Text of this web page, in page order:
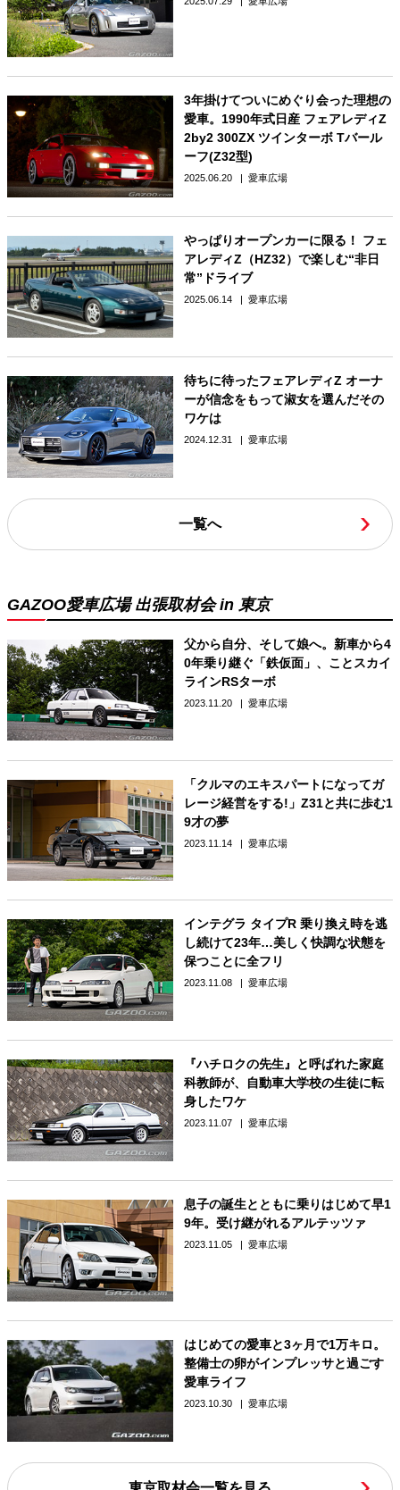
3年掛けてついにめぐり会った理想の
愛車。1990年式日産 フェアレディZ
2by2 300ZX ツインターボ Tバール
ーフ(Z32型)
2025.06.20 愛車広場
やっぱりオープンカーに限る！ フェ
アレディZ（HZ32）で楽しむ“非日
常”ドライブ
2025.06.14 愛車広場
待ちに待ったフェアレディZ オーナ
ーが信念をもって淑女を選んだその
ワケは
2024.12.31 愛車広場
一覧へ
GAZOO愛車広場 出張取材会 in 東京
父から自分、そして娘へ。新車から4
0年乗り継ぐ「鉄仮面」、ことスカイ
ラインRSターボ
2023.11.20 愛車広場
「クルマのエキスパートになってガ
レージ経営をする!」Z31と共に歩む1
9才の夢
2023.11.14 愛車広場
インテグラ タイプR 乗り換え時を逃
し続けて23年…美しく快調な状態を
保つことに全フリ
2023.11.08 愛車広場
『ハチロクの先生』と呼ばれた家庭
科教師が、自動車大学校の生徒に転
身したワケ
2023.11.07 愛車広場
息子の誕生とともに乗りはじめて早1
9年。受け継がれるアルテッツァ
2023.11.05 愛車広場
はじめての愛車と3ヶ月で1万キロ。
整備士の卵がインプレッサと過ごす
愛車ライフ
2023.10.30 愛車広場